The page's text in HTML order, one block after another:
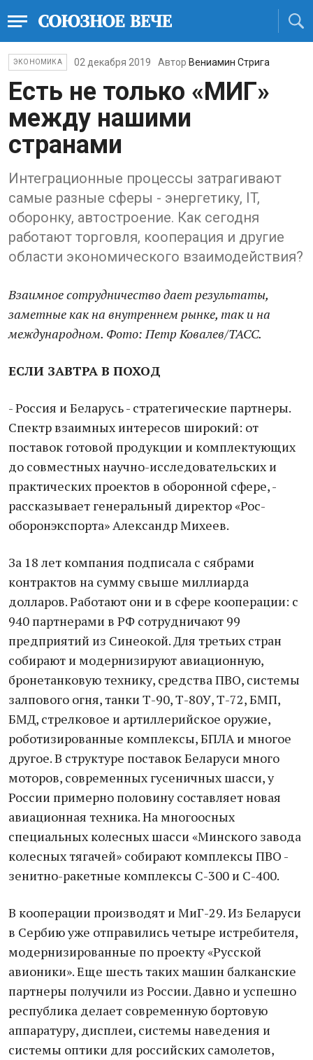
ЭКОНОМИКА 02 декабря 2019 Автор Вениамин Стрига
Есть не только «МИГ»
между нашими
странами
Интеграционные процессы затрагивают
самые разные сферы - энергетику, IT,
оборонку, автостроение. Как сегодня
работают торговля, кооперация и другие
области экономического взаимодействия?
Взаимное сотрудничество дает результаты,
заметные как на внутреннем рынке, так и на
международном. Фото: Петр Ковалев/ТАСС.
ЕСЛИ ЗАВТРА В ПОХОД
- Россия и Беларусь - стратегические партнеры.
Спектр взаимных интересов широкий: от
поставок готовой продукции и комплектующих
до совместных научно-исследовательских и
практических проектов в оборонной сфере, -
рассказывает генеральный директор «Рос-
оборонэкспорта» Александр Михеев.
За 18 лет компания подписала с сябрами
контрактов на сумму свыше миллиарда
долларов. Работают они и в сфере кооперации: с
940 партнерами в РФ сотрудничают 99
предприятий из Синеокой. Для третьих стран
собирают и модернизируют авиационную,
бронетанковую технику, средства ПВО, системы
залпового огня, танки Т-90, Т-80У, Т-72, БМП,
БМД, стрелковое и артиллерийское оружие,
роботизированные комплексы, БПЛА и многое
другое. В структуре поставок Беларуси много
моторов, современных гусеничных шасси, у
России примерно половину составляет новая
авиационная техника. На многоосных
специальных колесных шасси «Минского завода
колесных тягачей» собирают комплексы ПВО -
зенитно-ракетные комплексы С-300 и С-400.
В кооперации производят и МиГ-29. Из Беларуси
в Сербию уже отправились четыре истребителя,
модернизированные по проекту «Русской
авионики». Еще шесть таких машин балканские
партнеры получили из России. Давно и успешно
республика делает современную бортовую
аппаратуру, дисплеи, системы наведения и
системы оптики для российских самолетов,